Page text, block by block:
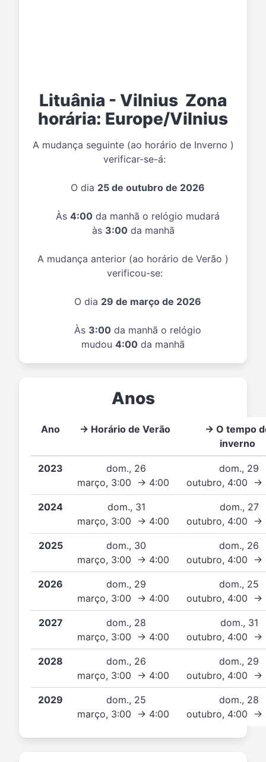
Lituânia - Vilnius Zona
horária: Europe/Vilnius
A mudança seguinte (ao horário de Inverno )
verificar-se-á:
O dia 25 de outubro de 2026
Às 4:00da manhã o relógio mudará
às 3:00da manhã
A mudança anterior (ao horário de Verão )
verificou-se:
O dia 29 de março de 2026
Às 3:00da manhã o relógio
mudou 4:00 da manhã
Anos
Ano → Horário de Verão
→ O tempo
inverno
2023
dom., 26
março, 3:00 → 4:00
dom., 29
outubro, 4:00 →
2024
dom., 31
março, 3:00 → 4:00
dom., 27
outubro, 4:00 →
2025
dom., 30
março, 3:00 → 4:00
dom., 26
outubro, 4:00 →
2026
dom., 29
março, 3:00 → 4:00
dom., 25
outubro, 4:00 →
2027
dom., 28
março, 3:00 → 4:00
dom., 31
outubro, 4:00 →
2028
dom., 26
março, 3:00 → 4:00
dom., 29
outubro, 4:00 →
2029
dom., 25
março, 3:00 → 4:00
dom., 28
outubro, 4:00 →